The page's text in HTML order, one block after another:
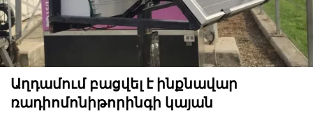
Աղդամում բացվել է ինքնավար
ռադիոմոնիթորինգի կայան